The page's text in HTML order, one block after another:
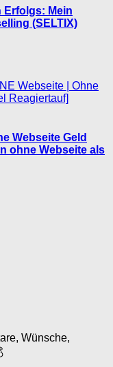
Erfolgs: Mein
(SELTIX)
Webseite Geld
ohne Webseite als
Wünsche,